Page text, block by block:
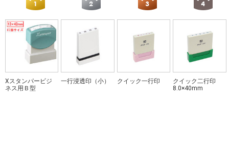
Xスタンパービジ
ネス用Ｂ型
一行浸透印（小） クイック一行印
クイック二行印
8.0×40mm